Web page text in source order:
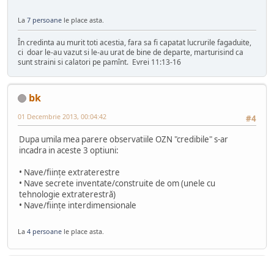
La 7 persoane le place asta.
În credinta au murit toti acestia, fara sa fi capatat lucrurile fagaduite,
ci doar le-au vazut si le-au urat de bine de departe, marturisind ca
sunt straini si calatori pe pamînt. Evrei 11:13-16
bk
#4
01 Decembrie 2013, 00:04:42
Dupa umila mea parere observatiile OZN "credibile" s-ar
incadra in aceste 3 optiuni:
• Nave/fiinţe extraterestre
• Nave secrete inventate/construite de om (unele cu
tehnologie extraterestră)
• Nave/fiinţe interdimensionale
La 4 persoane le place asta.